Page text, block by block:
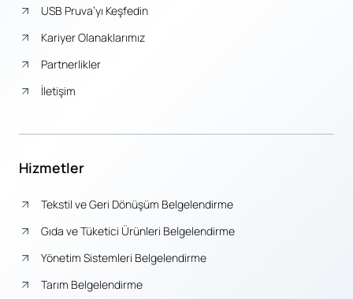
USB Pruva’yı Keşfedin
Kariyer Olanaklarımız
Partnerlikler
İletişim
Hizmetler
Tekstil ve Geri Dönüşüm Belgelendirme
Gıda ve Tüketici Ürünleri Belgelendirme
Yönetim Sistemleri Belgelendirme
Tarım Belgelendirme